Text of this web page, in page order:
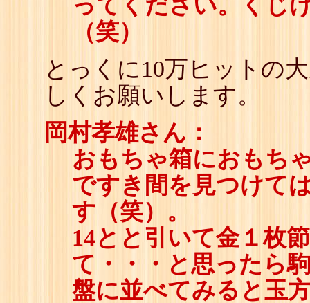
ってください。くじ
（笑）
とっくに10万ヒットの
しくお願いします。
岡村孝雄さん：
おもちゃ箱におもち
ですき間を見つけて
す（笑）。
14とと引いて金１枚
て・・・と思ったら
盤に並べてみると玉